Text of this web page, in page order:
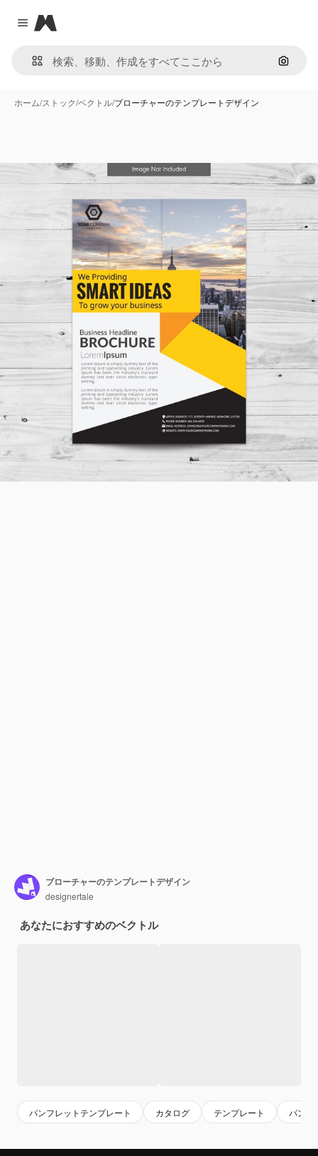
Close menu
Magnific
画像で
ホーム/ストック/ベクトル/ブローチャーのテンプレートデザイン
ブローチャーのテンプレートデザイン
designertale
あなたにおすすめのベクトル
パンフレットテンプレート カタログ テンプレート パンフ